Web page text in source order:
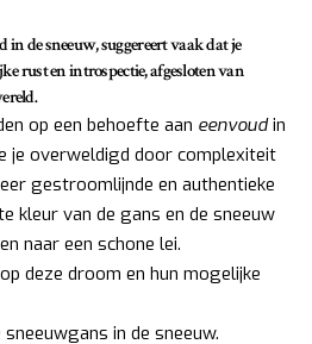
in de sneeuw, suggereert vaak dat je
rust en introspectie, afgesloten van
op een behoefte aan eenvoudin
je overweldigd door complexiteit
gestroomlijnde en authentieke
kleur van de gans en de sneeuw
naar een schone lei.
deze droom en hun mogelijke
in de sneeuw.